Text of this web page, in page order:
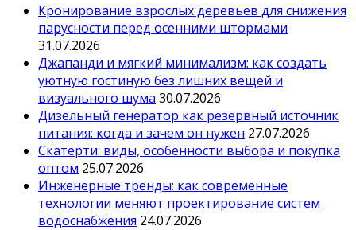
Кронирование взрослых деревьев для снижения
парусности перед осенними штормами
31.07.2026
Джапанди и мягкий минимализм: как создать
уютную гостиную без лишних вещей и
визуального шума 30.07.2026
Дизельный генератор как резервный источник
питания: когда и зачем он нужен 27.07.2026
Скатерти: виды, особенности выбора и покупка
оптом 25.07.2026
Инженерные тренды: как современные
технологии меняют проектирование систем
водоснабжения 24.07.2026